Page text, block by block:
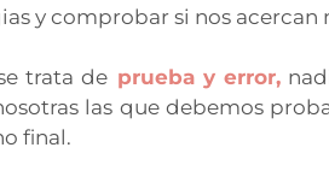
y comprobar si nos acercan
trata de prueba y error,
las que debemos
final.